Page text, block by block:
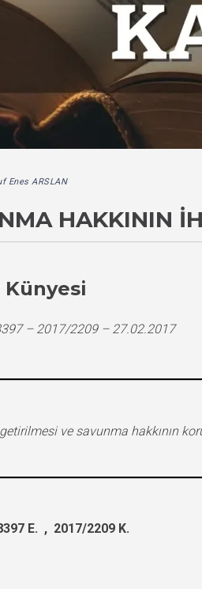
Enes ARSLAN
HAKKININ
Künyesi
– 2017/2209 – 27.02.2017
ve savunma hakkının
E. , 2017/2209 K.